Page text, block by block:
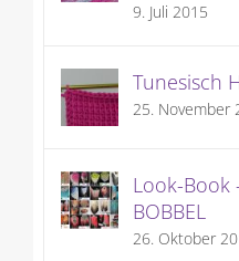
9. Juli 2015
Tunesisch
25. November
Look-Book
BOBBEL
26. Oktober